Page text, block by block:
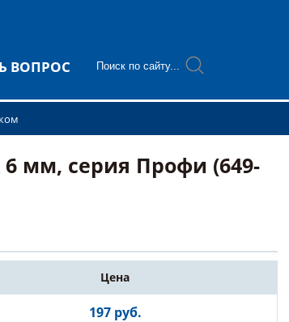
ВОПРОС
мм, серия Профи (649-
Цена
197 руб.